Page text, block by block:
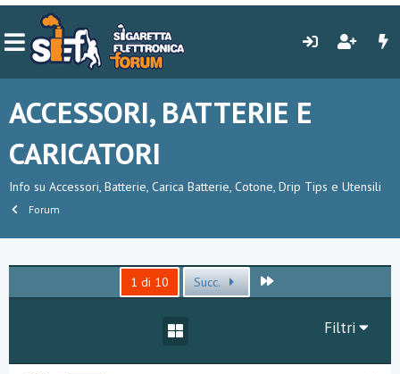
ACCESSORI, BATTERIE E
CARICATORI
Info su Accessori, Batterie, Carica Batterie, Cotone, Drip Tips e Utensili
Forum
1 di 10 Succ.
Filtri